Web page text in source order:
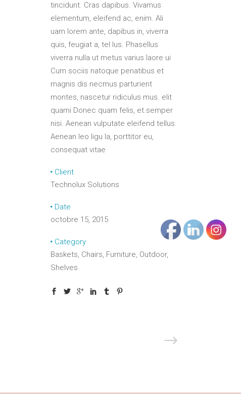
tincidunt. Cras dapibus. Vivamus
elementum, eleifend ac, enim. Ali
uam lorem ante, dapibus in, viverra
quis, feugiat a, tel lus. Phasellus
viverra nulla ut metus varius laore ui
Cum sociis natoque penatibus et
magnis dis necmus parturient
montes, nascetur ridiculus mus. elit
quami Donec quam felis, et.semper
nisi. Aenean vulputate eleifend tellus.
Aenean leo ligu la, porttitor eu,
consequat vitae
Client
Technolux Solutions
Date
octobre 15, 2015
Category
Baskets, Chairs, Furniture, Outdoor,
Shelves